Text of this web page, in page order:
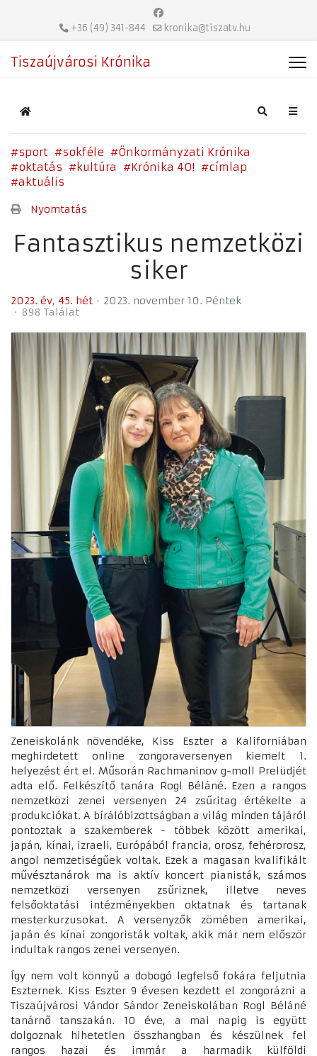
+36 (49) 341-844 kronika@tiszatv.hu
Tiszaújvárosi Krónika
Home Search
sport sokféle
Önkormányzati Krónika
oktatás
kultúra Krónika 40!
címlap
aktuális
Nyomtatás
Fantasztikus nemzetközi
siker
2023. év 45. hét
2023. november 10. Péntek
898 Találat
Zeneiskolánk növendéke, Kiss Eszter a Kaliforniában
meghirdetett online zongoraversenyen kiemelt 1.
helyezést ért el. Műsorán Rachmaninov g-moll Prelüdjét
adta elő. Felkészítő tanára Rogl Béláné. Ezen a rangos
nemzetközi zenei versenyen 24 zsűritag értékelte a
produkciókat. A bírálóbizottságban a világ minden tájáról
pontoztak a szakemberek - többek között amerikai,
japán, kínai, izraeli, Európából francia, orosz, fehérorosz,
angol nemzetiségűek voltak. Ezek a magasan kvalifikált
művésztanárok ma is aktív koncert pianisták, számos
nemzetközi versenyen zsűriznek, illetve neves
felsőoktatási intézményekben oktatnak és tartanak
mesterkurzusokat. A versenyzők zömében amerikai,
japán és kínai zongoristák voltak, akik már nem először
indultak rangos zenei versenyen.
Így nem volt könnyű a dobogó legfelső fokára feljutnia
Eszternek. Kiss Eszter 9 évesen kezdett el zongorázni a
Tiszaújvárosi Vándor Sándor Zeneiskolában Rogl Béláné
tanárnő tanszakán. 10 éve, a mai napig is együtt
dolgoznak hihetetlen összhangban és készülnek fel
rangos hazai és immár a harmadik külföldi